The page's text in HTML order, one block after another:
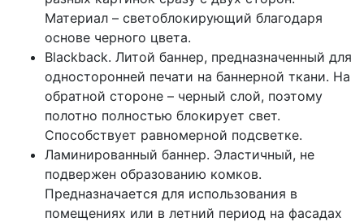
Материал – светоблокирующий благодаря
основе черного цвета.
Blackback. Литой баннер, предназначенный для
односторонней печати на баннерной ткани. На
обратной стороне – черный слой, поэтому
полотно полностью блокирует свет.
Способствует равномерной подсветке.
Ламинированный баннер. Эластичный, не
подвержен образованию комков.
Предназначается для использования в
помещениях или в летний период на фасадах